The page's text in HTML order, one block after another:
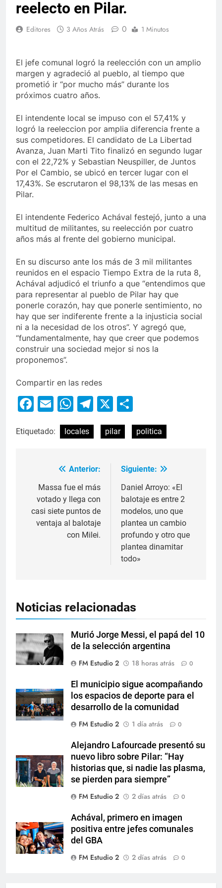
reelecto en Pilar.
Editores 3 Años Atrás 0 1 Minutos
El jefe comunal logró la reelección con un amplio
margen y agradeció al pueblo, al tiempo que
prometió ir “por mucho más” durante los
próximos cuatro años.
El intendente local se impuso con el 57,41% y
logró la reeleccion por amplia diferencia frente a
sus competidores. El candidato de La Libertad
Avanza, Juan Marti Tito finalizó en segundo lugar
con el 22,72% y Sebastian Neuspiller, de Juntos
Por el Cambio, se ubicó en tercer lugar con el
17,43%. Se escrutaron el 98,13% de las mesas en
Pilar.
El intendente Federico Achával festejó, junto a una
multitud de militantes, su reelección por cuatro
años más al frente del gobierno municipal.
En su discurso ante los más de 3 mil militantes
reunidos en el espacio Tiempo Extra de la ruta 8,
Achával adjudicó el triunfo a que “entendimos que
para representar al pueblo de Pilar hay que
ponerle corazón, hay que ponerle sentimiento, no
hay que ser indiferente frente a la injusticia social
ni a la necesidad de los otros”. Y agregó que,
“fundamentalmente, hay que creer que podemos
construir una sociedad mejor si nos la
proponemos”.
Compartir en las redes
Facebook
EmailWhatsApp
Telegram
X
Etiquetado: locales pilar politica
Anterior:
Massa fue el más
votado y llega con
casi siete puntos de
ventaja al balotaje
con Milei.
Siguiente:
Daniel Arroyo: «El
balotaje es entre 2
modelos, uno que
plantea un cambio
profundo y otro que
plantea dinamitar
todo»
Noticias relacionadas
Murió Jorge Messi, el papá del 10
de la selección argentina
FM Estudio 2
18 horas atrás 0
El municipio sigue acompañando
los espacios de deporte para el
desarrollo de la comunidad
FM Estudio 2
1 día atrás 0
Alejandro Lafourcade presentó su
nuevo libro sobre Pilar: “Hay
historias que, si nadie las plasma,
se pierden para siempre”
FM Estudio 2
2 días atrás 0
Achával, primero en imagen
positiva entre jefes comunales
del GBA
FM Estudio 2
2 días atrás 0